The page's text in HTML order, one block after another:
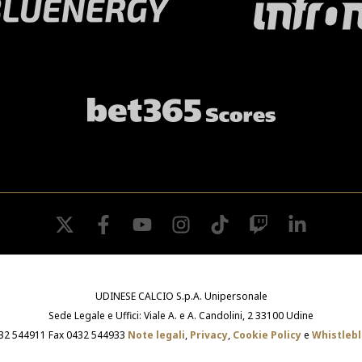
twitter facebookyoutube instagramtiktok twitch
UDINESE CALCIO S.p.A. Unipersonale
Sede Legale e Uffici: Viale A. e A. Candolini, 2 33100 Udine
544911 Fax 0432 544933 Note legali, Privacy, Cookie Policye